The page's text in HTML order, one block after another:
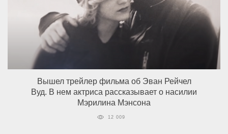
Вышел трейлер фильма об Эван Рейчел
Вуд. В нем актриса рассказывает о насилии
Мэрилина Мэнсона
12 009